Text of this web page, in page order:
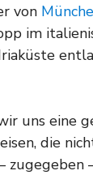
von
im
uns eine
die
zugegeben